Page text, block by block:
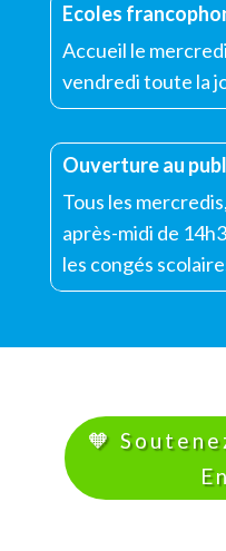
Ecoles
Accueil le
vendredi toute la
Ouverture au
Tous les
après-midi de
les congés
🧡